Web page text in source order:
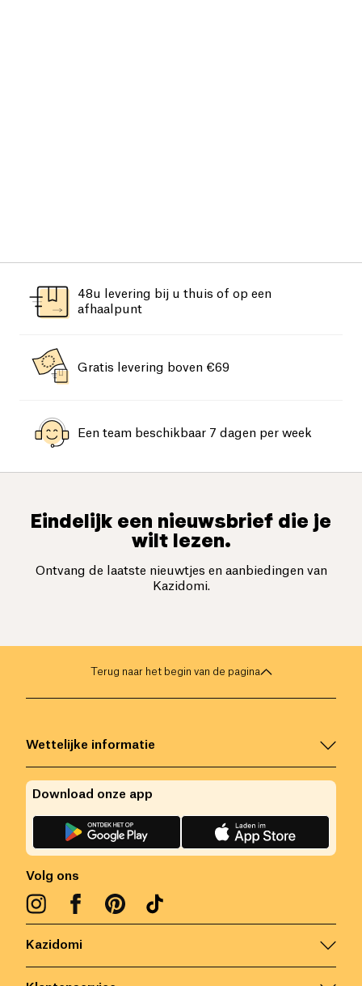
48u levering bij u thuis of op een
afhaalpunt
Gratis levering boven €69
Een team beschikbaar 7 dagen per week
Eindelijk een nieuwsbrief die je
wilt lezen.
Ontvang de laatste nieuwtjes en aanbiedingen van
Kazidomi.
Terug naar het begin van de pagina
Kazidomi
Wettelijke informatie
Volg ons
Download onze app